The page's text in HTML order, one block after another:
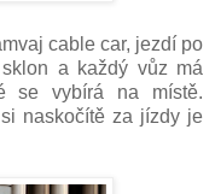
cable car, jezdí po
a každý vůz má
se vybírá na místě.
naskočítě za jízdy je